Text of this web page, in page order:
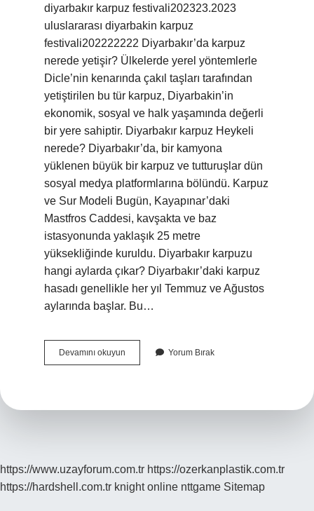
diyarbakır karpuz festivali202323.2023
uluslararası diyarbakin karpuz
festivali202222222 Diyarbakır’da karpuz
nerede yetişir? Ülkelerde yerel yöntemlerle
Dicle’nin kenarında çakıl taşları tarafından
yetiştirilen bu tür karpuz, Diyarbakin’in
ekonomik, sosyal ve halk yaşamında değerli
bir yere sahiptir. Diyarbakır karpuz Heykeli
nerede? Diyarbakır’da, bir kamyona
yüklenen büyük bir karpuz ve tutturuşlar dün
sosyal medya platformlarına bölündü. Karpuz
ve Sur Modeli Bugün, Kayapınar’daki
Mastfros Caddesi, kavşakta ve baz
istasyonunda yaklaşık 25 metre
yüksekliğinde kuruldu. Diyarbakır karpuzu
hangi aylarda çıkar? Diyarbakır’daki karpuz
hasadı genellikle her yıl Temmuz ve Ağustos
aylarında başlar. Bu…
Devamını okuyun Diyarbakır
Karpuzu
Yorum Bırak
https://www.uzayforum.com.tr https://ozerkanplastik.com.tr
https://hardshell.com.tr knight online nttgame Sitemap